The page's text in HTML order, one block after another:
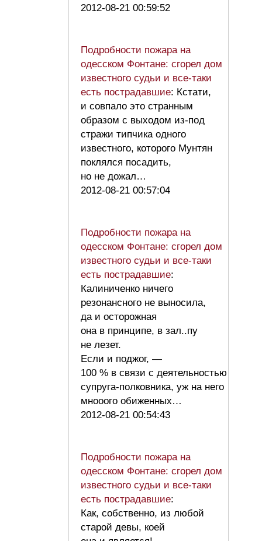
2012-08-21 00:59:52
Подробности пожара на
одесском Фонтане: сгорел дом
известного судьи и все-таки
есть пострадавшие: Кстати,
и совпало это странным
образом с выходом из-под
стражи типчика одного
известного, которого Мунтян
поклялся посадить,
но не дожал…
2012-08-21 00:57:04
Подробности пожара на
одесском Фонтане: сгорел дом
известного судьи и все-таки
есть пострадавшие:
Калиниченко ничего
резонансного не выносила,
да и осторожная
она в принципе, в зал..пу
не лезет.
Если и поджог, —
100 % в связи с деятельностью
супруга-полковника, уж на него
мнооого обиженных…
2012-08-21 00:54:43
Подробности пожара на
одесском Фонтане: сгорел дом
известного судьи и все-таки
есть пострадавшие:
Как, собственно, из любой
старой девы, коей